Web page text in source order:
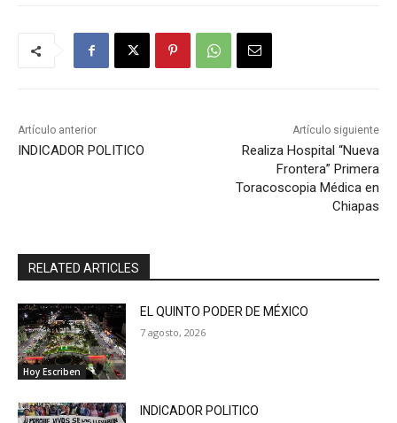
Artículo anterior
INDICADOR POLITICO
Artículo siguiente
Realiza Hospital “Nueva
Frontera” Primera
Toracoscopia Médica en
Chiapas
RELATED ARTICLES
Hoy Escriben
EL QUINTO PODER DE MÉXICO
7 agosto, 2026
INDICADOR POLITICO